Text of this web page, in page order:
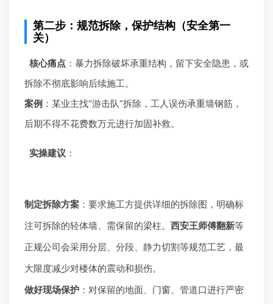
第二步：规范拆除，保护结构（安全第一
关）
核心痛点：暴力拆除破坏承重结构，留下安全隐患，或
拆除不彻底影响后续施工。
案例 ：某业主找“游击队”拆除，工人误伤承重墙钢筋，
后期不得不花费数万元进行加固补救。
实操建议 ：
制定拆除方案 ：要求施工方提供详细的拆除图，明确标
注可拆除的轻体墙、需保留的梁柱。 西安王师傅翻新等
正规公司会采用分层、分段、静力切割等规范工艺，最
大限度减少对楼体的震动和损伤。
做好现场保护 ：对保留的地面、门窗、管道口进行严密